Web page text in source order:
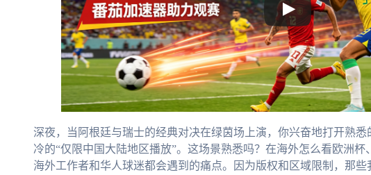
深夜，当阿根廷与瑞士的经典对决在绿茵场上演，你兴奋地打开熟
冷的“仅限中国大陆地区播放”。这场景熟悉吗？在海外怎么看欧洲杯
海外工作者和华人球迷都会遇到的痛点。因为版权和区域限制，那